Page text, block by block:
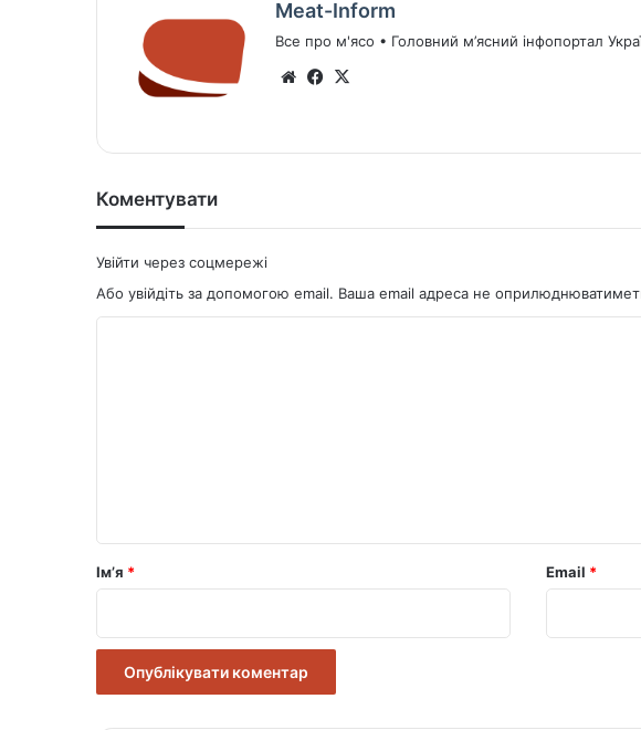
Meat-Inform
Все про м'ясо • Головний м’ясний інфопортал
We Fa
ok
Коментувати
Увійти через соцмережі
Або увійдіть за допомогою email. Ваша email адреса не
рІм’я * Email *